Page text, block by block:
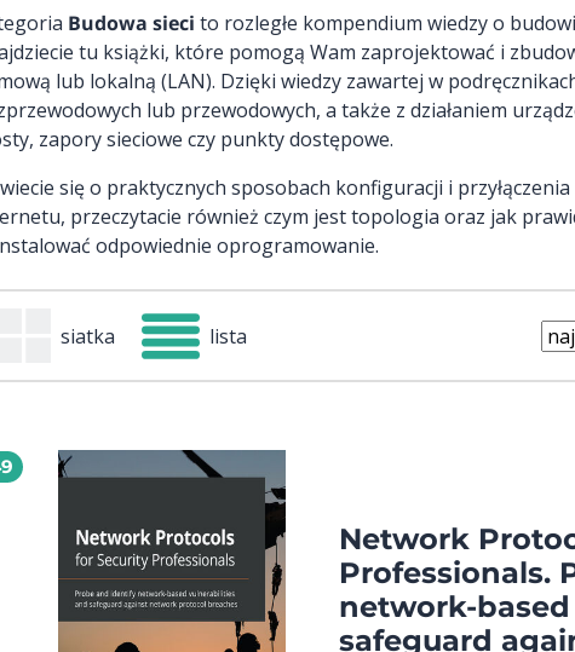
Budowa sieci to rozległe kompendium wiedzy o
tu książki, które pomogą Wam zaprojektować i
lub lokalną (LAN). Dzięki wiedzy zawartej w
lub przewodowych, a także z działaniem
zapory sieciowe czy punkty dostępowe.
się o praktycznych sposobach konfiguracji i
przeczytacie również czym jest topologia oraz jak
odpowiednie oprogramowanie.
siatka lista
Network
Professionals.
network-
safeguard